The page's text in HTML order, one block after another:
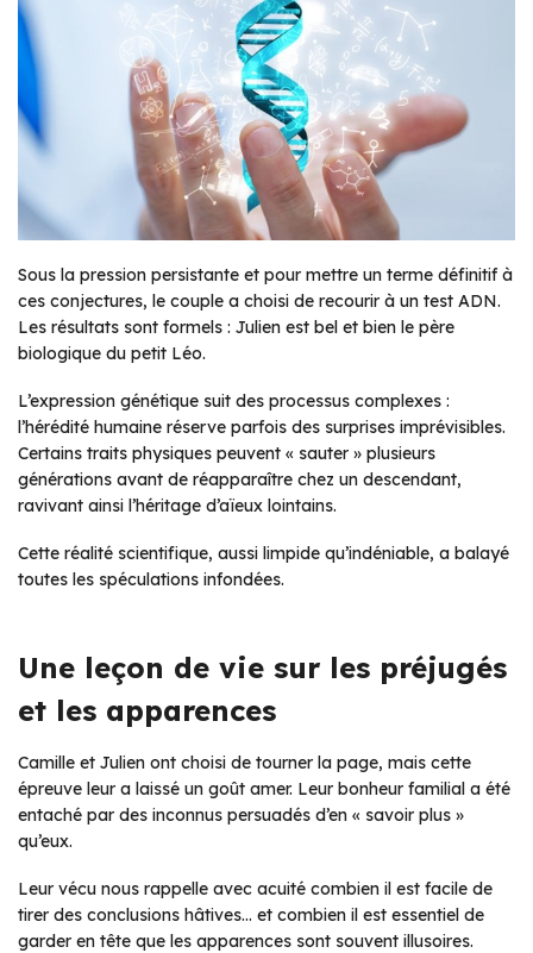
Sous la pression persistante et pour mettre un terme définitif à
ces conjectures, le couple a choisi de recourir à un test ADN.
Les résultats sont formels : Julien est bel et bien le père
biologique du petit Léo.
L’expression génétique suit des processus complexes :
l’hérédité humaine réserve parfois des surprises imprévisibles.
Certains traits physiques peuvent « sauter » plusieurs
générations avant de réapparaître chez un descendant,
ravivant ainsi l’héritage d’aïeux lointains.
Cette réalité scientifique, aussi limpide qu’indéniable, a balayé
toutes les spéculations infondées.
Une leçon de vie sur les préjugés
et les apparences
Camille et Julien ont choisi de tourner la page, mais cette
épreuve leur a laissé un goût amer. Leur bonheur familial a été
entaché par des inconnus persuadés d’en « savoir plus »
qu’eux.
Leur vécu nous rappelle avec acuité combien il est facile de
tirer des conclusions hâtives… et combien il est essentiel de
garder en tête que les apparences sont souvent illusoires.